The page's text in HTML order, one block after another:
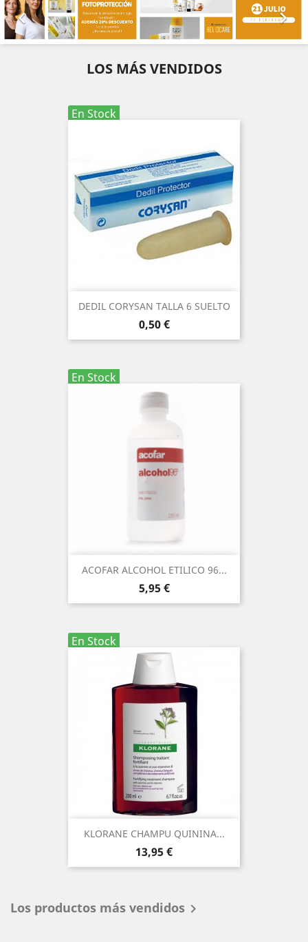
 
LOS MÁS VENDIDOS
En Stock
DEDIL CORYSAN TALLA 6 SUELTO
Precio
0,50 €
En Stock
ACOFAR ALCOHOL ETILICO 96...
Precio
5,95 €
En Stock
KLORANE CHAMPU QUININA...
Precio
13,95 €
Los productos más vendidos 